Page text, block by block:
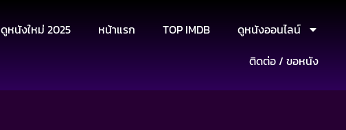
ดูหนังใหม่ 2025 หน้าแรก TOP IMDB
ดูหนังออนไลน์
ติดต่อ / ขอหนัง